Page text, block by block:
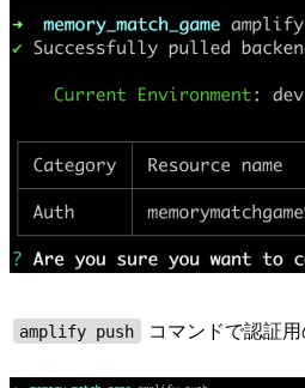
amplify push コマンドで認証